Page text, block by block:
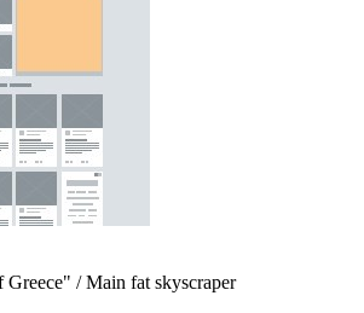
Greece" / Main fat skyscraper